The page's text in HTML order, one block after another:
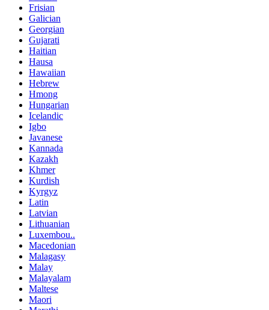
Frisian
Galician
Georgian
Gujarati
Haitian
Hausa
Hawaiian
Hebrew
Hmong
Hungarian
Icelandic
Igbo
Javanese
Kannada
Kazakh
Khmer
Kurdish
Kyrgyz
Latin
Latvian
Lithuanian
Luxembou..
Macedonian
Malagasy
Malay
Malayalam
Maltese
Maori